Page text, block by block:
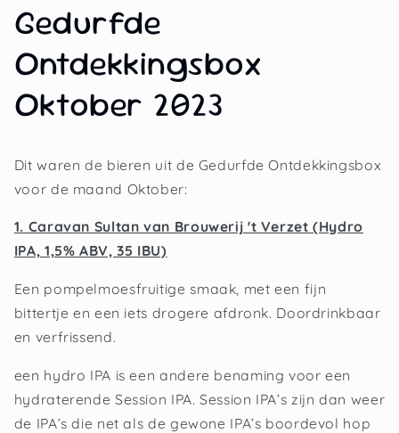
Gedurfde
Ontdekkingsbox
Oktober 2023
Dit waren de bieren uit de Gedurfde Ontdekkingsbox
voor de maand Oktober:
1. Caravan Sultan van Brouwerij 't Verzet (Hydro
IPA, 1,5% ABV, 35 IBU)
Een pompelmoesfruitige smaak, met een fijn
bittertje en een iets drogere afdronk. Doordrinkbaar
en verfrissend.
een hydro IPA is een andere benaming voor een
hydraterende Session IPA. Session IPA’s zijn dan weer
de IPA’s die net als de gewone IPA’s boordevol hop